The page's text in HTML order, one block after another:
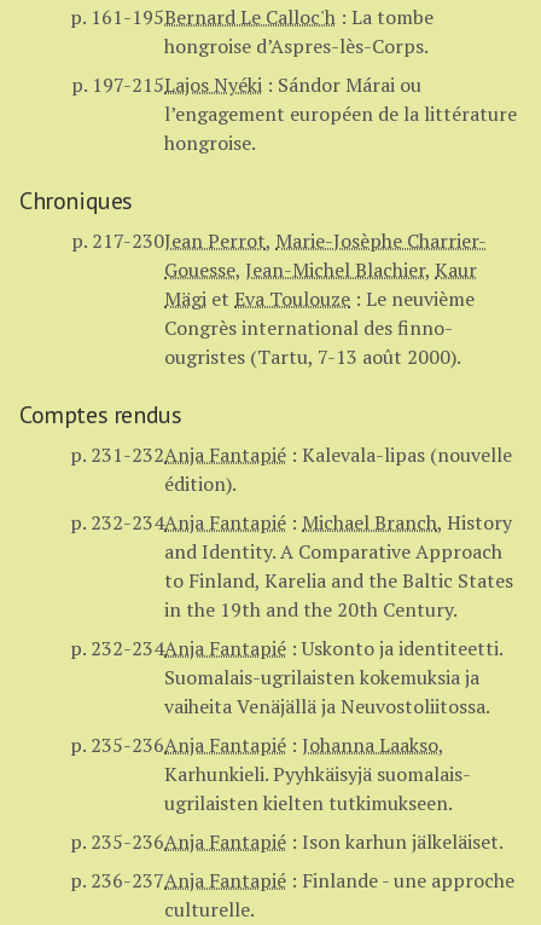
p. 161-195Bernard Le Calloc'h : La tombe
hongroise d’Aspres-lès-Corps.
p. 197-215Lajos Nyéki : Sándor Márai ou
l’engagement européen de la littérature
hongroise.
Chroniques
p. 217-230Jean Perrot, Marie-Josèphe Charrier-
Gouesse, Jean-Michel Blachier, Kaur
Mägi et Eva Toulouze : Le neuvième
Congrès international des finno-
ougristes (Tartu, 7-13 août 2000).
Comptes rendus
p. 231-232Anja Fantapié : Kalevala-lipas (nouvelle
édition).
p. 232-234Anja Fantapié : Michael Branch, History
and Identity. A Comparative Approach
to Finland, Karelia and the Baltic States
in the 19th and the 20th Century.
p. 232-234Anja Fantapié :Uskonto ja identiteetti.
Suomalais-ugrilaisten kokemuksia ja
vaiheita Venäjällä ja Neuvostoliitossa.
p. 235-236Anja Fantapié : Johanna Laakso,
Karhunkieli. Pyyhkäisyjä suomalais-
ugrilaisten kielten tutkimukseen.
p. 235-236Anja Fantapié : Ison karhun jälkeläiset.
p. 236-237Anja Fantapié : Finlande - une approche
culturelle.